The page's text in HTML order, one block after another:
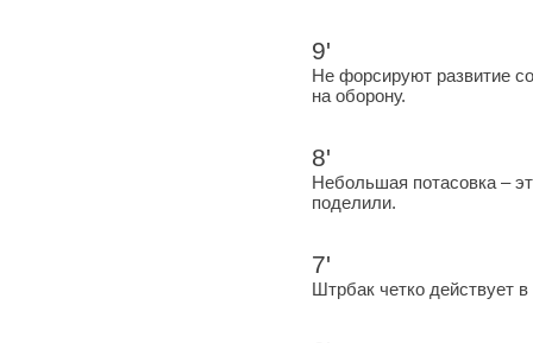
9'
Не форсируют развитие
на оборону.
8'
Небольшая потасовка –
поделили.
7'
Штрбак четко действует в